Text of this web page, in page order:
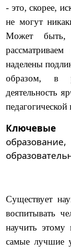
- это, скорее,
не могут
Может быть,
наделены
образом, в
деятельность
педагогической
Существует
воспитывать
научить этому
самые лучшие